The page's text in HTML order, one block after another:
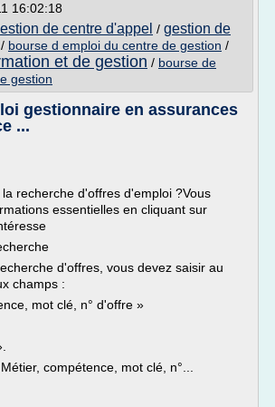
16:02:18
de centre d'appel / gestion de
/ bourse d emploi du centre de gestion /
et de gestion / bourse de
gestion
gestionnaire en assurances
...
recherche d'offres d'emploi ?Vous
essentielles en cliquant sur
d'offres, vous devez saisir au
champs :
mot clé, n° d'offre »
compétence, mot clé, n°...